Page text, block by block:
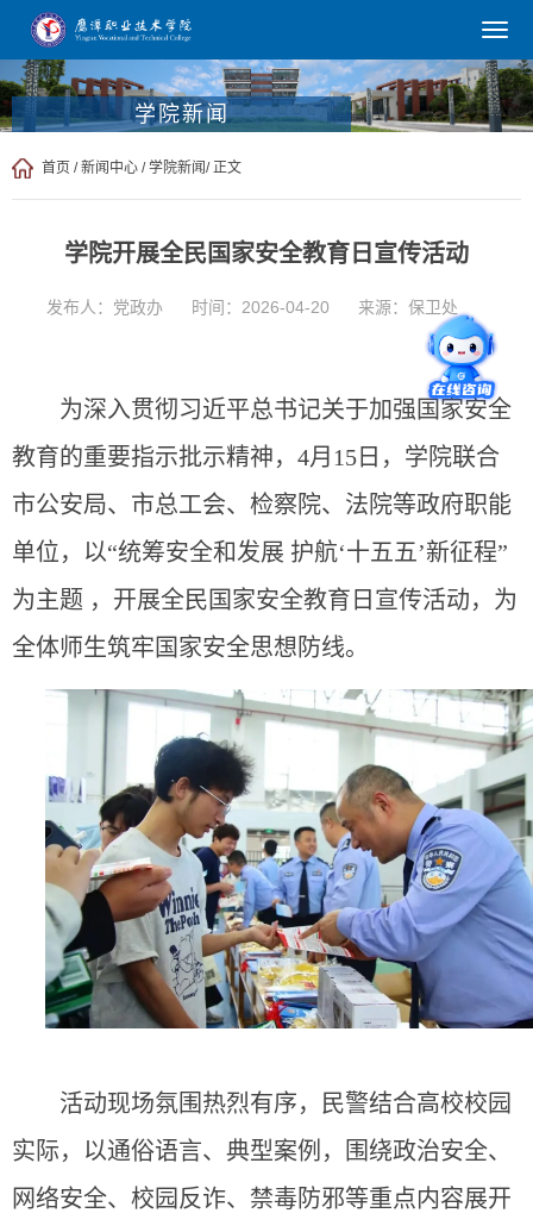
学院新闻
首页 /新闻中心 /学院新闻/ 正文
学院开展全民国家安全教育日宣传活动
发布人：党政办 时间：2026-04-20 来源：保卫处
为深入贯彻习近平总书记关于加强国家安全
教育的重要指示批示精神，4月15日，学院联合
市公安局、市总工会、检察院、法院等政府职能
单位，以“统筹安全和发展 护航‘十五五’新征程”
为主题 ，开展全民国家安全教育日宣传活动，为
全体师生筑牢国家安全思想防线。
活动现场氛围热烈有序，民警结合高校校园
实际，以通俗语言、典型案例，围绕政治安全、
网络安全、校园反诈、禁毒防邪等重点内容展开